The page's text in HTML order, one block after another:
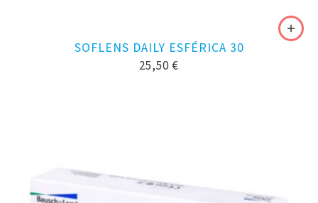
SOFLENS DAILY ESFÉRICA 30
25,50 €